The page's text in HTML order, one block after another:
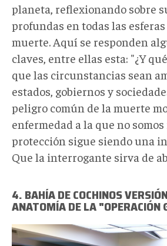
planeta, reflexionando sobre
profundas en todas las
muerte. Aquí se responden
claves, entre ellas esta: "¿Y
que las circunstancias sean
estados, gobiernos y
peligro común de la muerte
enfermedad a la que no
protección sigue siendo una
Que la interrogante sirva de
4. BAHÍA DE COCHINOS
ANATOMÍA DE LA "OPERACIÓN